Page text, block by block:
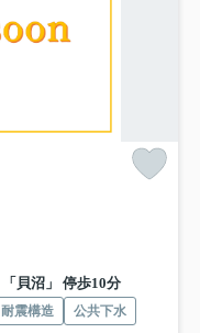
貝沼」 停歩10分
耐震構造
公共下水